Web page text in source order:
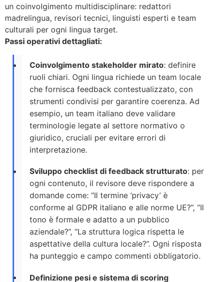
un coinvolgimento multidisciplinare: redattori
madrelingua, revisori tecnici, linguisti esperti e team
culturali per ogni lingua target.
Passi operativi dettagliati:
Coinvolgimento stakeholder mirato: definire
ruoli chiari. Ogni lingua richiede un team locale
che fornisca feedback contestualizzato, con
strumenti condivisi per garantire coerenza. Ad
esempio, un team italiano deve validare
terminologie legate al settore normativo o
giuridico, cruciali per evitare errori di
interpretazione.
Sviluppo checklist di feedback strutturato: per
ogni contenuto, il revisore deve rispondere a
domande come: “Il termine ‘privacy’ è
conforme al GDPR italiano e alle norme UE?”, “Il
tono è formale e adatto a un pubblico
aziendale?”, “La struttura logica rispetta le
aspettative della cultura locale?”. Ogni risposta
ha punteggio e campo commenti obbligatorio.
Definizione pesi e sistema di scoring